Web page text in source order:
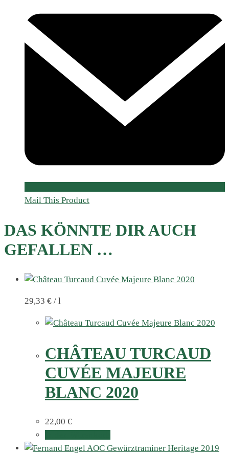
Mail This Product
DAS KÖNNTE DIR AUCH
GEFALLEN …
29,33 € / l
CHÂTEAU TURCAUD
CUVÉE MAJEURE
BLANC 2020
22,00 €